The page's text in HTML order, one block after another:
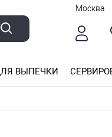
Москва
ВЫПЕЧКИ